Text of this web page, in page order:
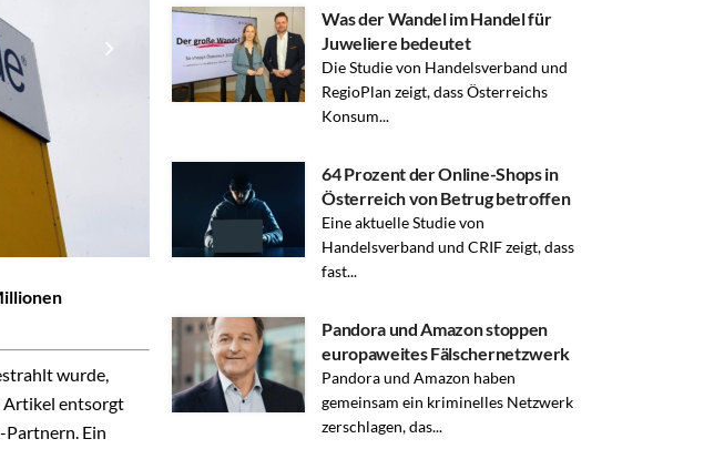
wurde,
Artikel entsorgt
Partnern. Ein
Was der Wandel im Handel für
Juweliere bedeutet
Die Studie von Handelsverband und
RegioPlan zeigt, dass Österreichs
Konsum...
64 Prozent der Online-Shops in
Österreich von Betrug betroffen
Eine aktuelle Studie von
Handelsverband und CRIF zeigt, dass
fast...
Pandora und Amazon stoppen
europaweites Fälschernetzwerk
Pandora und Amazon haben
gemeinsam ein kriminelles Netzwerk
zerschlagen, das...